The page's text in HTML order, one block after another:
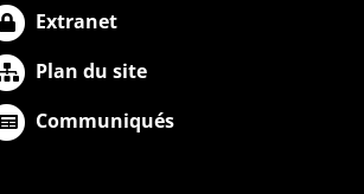
Extranet
Plan du site
Communiqués